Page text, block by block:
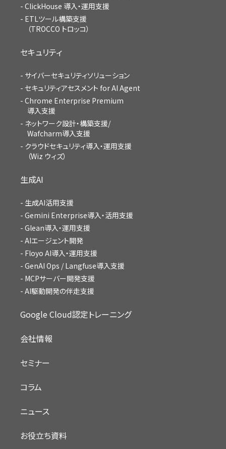
ClickHouse 導入・運用支援
ETLツール構築支援
（TROCCO トロッコ）
セキュリティ
サイバーセキュリティソリューション
セキュリティアセスメント for AI Agent
Chrome Enterprise Premium
導入支援
ネットワーク設計・構築支援/
Wafcharm導入支援
クラウドセキュリティ導入・運用支援
（Wiz ウィズ）
生成AI
生成AI活用支援
Gemini Enterprise導入・活用支援
Glean導入・運用支援
AIエージェント開発
Floyo AI導入・運用支援
GenAI Ops / Langfuse導入支援
MCPサーバー開発支援
AI駆動開発の伴走支援
Google Cloud認定トレーニング
会社情報
セミナー
コラム
ニュース
お役立ち資料